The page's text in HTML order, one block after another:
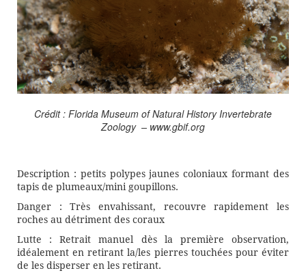
Crédit : Florida Museum of Natural History Invertebrate
Zoology – www.gbif.org
Description : petits polypes jaunes coloniaux formant des
tapis de plumeaux/mini goupillons.
Danger : Très envahissant, recouvre rapidement les
roches au détriment des coraux
Lutte : Retrait manuel dès la première observation,
idéalement en retirant la/les pierres touchées pour éviter
de les disperser en les retirant.